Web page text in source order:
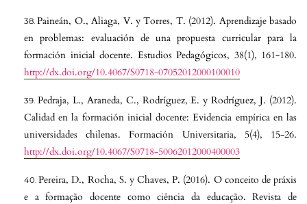
Paineán, O., Aliaga, V. y Torres, T. (2012). Aprendizaje basado
en problemas: evaluación de una propuesta curricular para la
formación inicial docente. Estudios Pedagógicos, 38(1), 161-180.
http://dx.doi.org/10.4067/S0718-07052012000100010
Pedraja, L., Araneda, C., Rodríguez, E. y Rodríguez, J. (2012).
Calidad en la formación inicial docente: Evidencia empírica en las
universidades chilenas. Formación Universitaria, 5(4), 15-26.
http://dx.doi.org/10.4067/S0718-50062012000400003
Pereira, D., Rocha, S. y Chaves, P. (2016). O conceito de práxis
e a formação docente como ciência da educação. Revista de